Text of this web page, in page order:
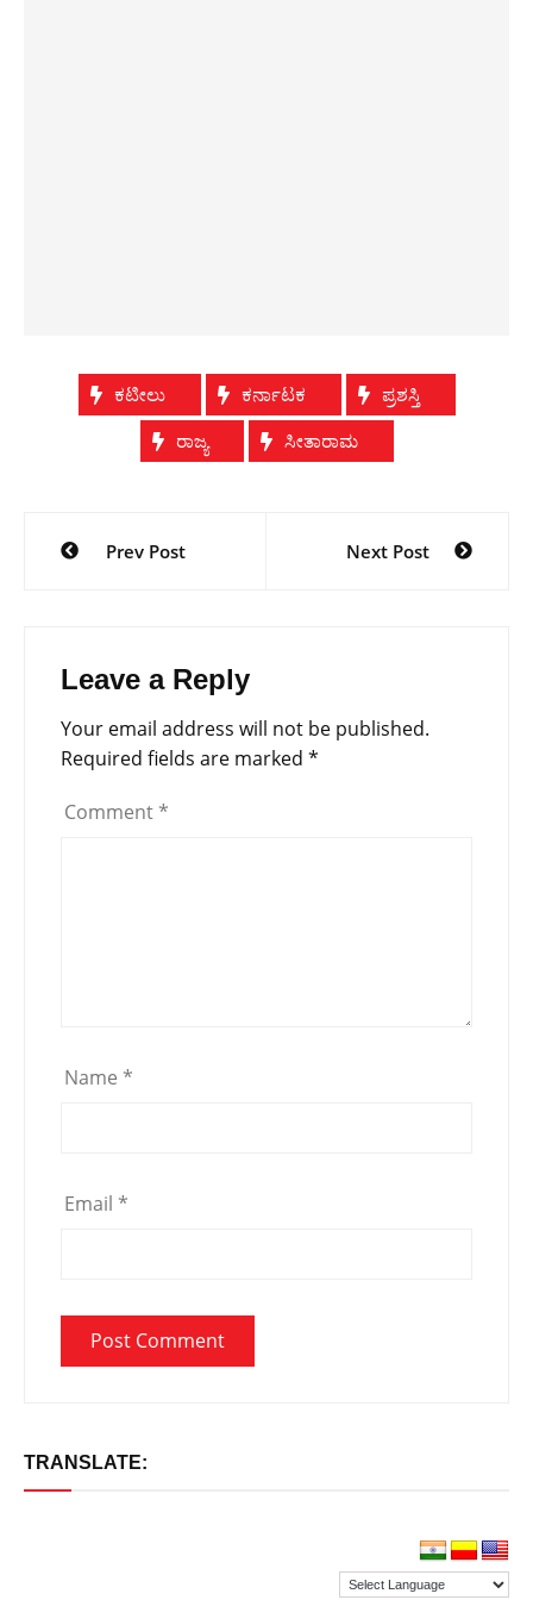
ಕಟೀಲು ಕರ್ನಾಟಕ
ಪ್ರಶಸ್ತಿ
ರಾಜ್ಯ
ಸೀತಾರಾಮ
navigation
Prev Post Next Post
Leave a Reply
Your email address will not be published.
Required fields are marked *
Comment *
Name *
Email *
TRANSLATE: